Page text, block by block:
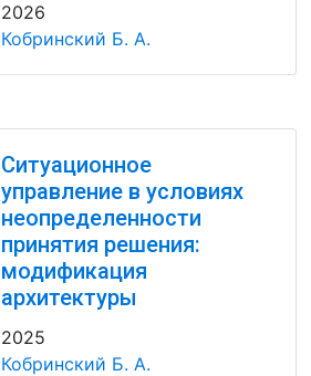
2026
Кобринский Б. А.
Ситуационное
управление в условиях
неопределенности
принятия решения:
модификация
архитектуры
2025
Кобринский Б. А.